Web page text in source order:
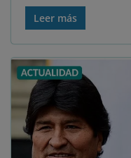
Leer más